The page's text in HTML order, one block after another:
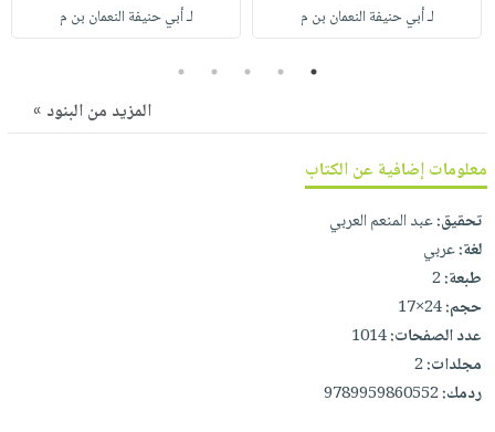
خدمات
كتابك
تواصل
الإصدارات
لـ أبي حنيفة النعمان بن م
لـ أبي حنيفة النعمان بن م
1
2
3
4
5
المزيد من البنود »
معلومات إضافية عن الكتاب
تحقيق:عبد المنعم العربي
لغة:عربي
طبعة:2
حجم:24×17
عدد الصفحات:1014
مجلدات:2
ردمك:9789959860552